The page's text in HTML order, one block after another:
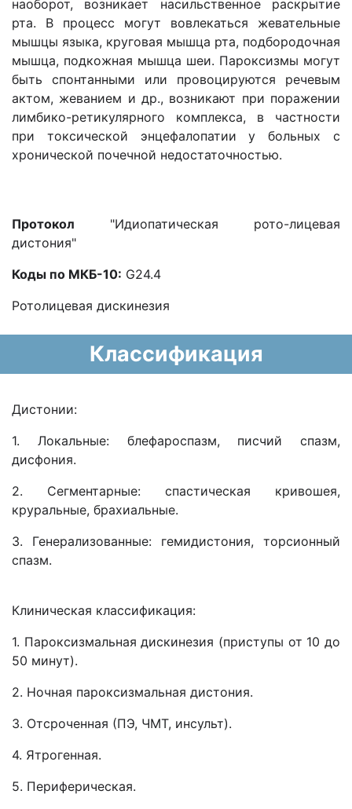
наоборот, возникает насильственное раскрытие
рта. В процесс могут вовлекаться жевательные
мышцы языка, круговая мышца рта, подбородочная
мышца, подкожная мышца шеи. Пароксизмы могут
быть спонтанными или провоцируются речевым
актом, жеванием и др., возникают при поражении
лимбико-ретикулярного комплекса, в частности
при токсической энцефалопатии у больных с
хронической почечной недостаточностью.
Протокол "Идиопатическая рото-лицевая
дистония"
Коды по МКБ-10: G24.4
Ротолицевая дискинезия
Классификация
Дистонии:
1. Локальные: блефароспазм, писчий спазм,
дисфония.
2. Сегментарные: спастическая кривошея,
круральные, брахиальные.
3. Генерализованные: гемидистония, торсионный
спазм.
Клиническая классификация:
1. Пароксизмальная дискинезия (приступы от 10 до
50 минут).
2. Ночная пароксизмальная дистония.
3. Отсроченная (ПЭ, ЧМТ, инсульт).
4. Ятрогенная.
5. Периферическая.